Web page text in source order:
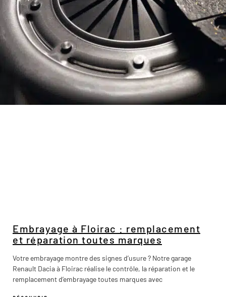
Embrayage à Floirac : remplacement
et réparation toutes marques
Votre embrayage montre des signes d’usure ? Notre garage
Renault Dacia à Floirac réalise le contrôle, la réparation et le
remplacement d’embrayage toutes marques avec